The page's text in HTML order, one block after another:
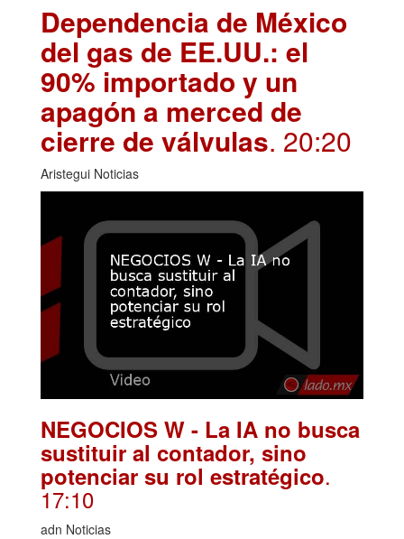
Dependencia de México
del gas de EE.UU.: el
90% importado y un
apagón a merced de
cierre de válvulas. 20:20
Aristegui Noticias
NEGOCIOS W - La IA no busca
sustituir al contador, sino
potenciar su rol estratégico.
17:10
adn Noticias